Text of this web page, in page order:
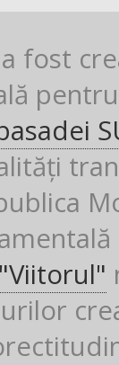
fost